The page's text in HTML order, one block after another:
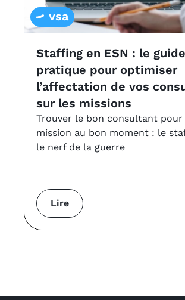
Lire
vsa
Staffing en ESN : le guide
pratique pour optimiser
l’affectation de vos
sur les missions
Trouver le bon consultant pour
mission au bon moment : le
le nerf de la guerre